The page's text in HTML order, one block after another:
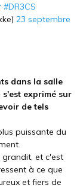
#DR3CS
23 septembre
dans la salle
exprimé sur
de tels
puissante du
et c'est
à ce que
et fiers de